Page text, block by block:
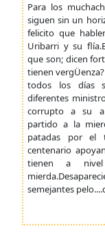
Para los
siguen sin un
felicito que
Uribarri y su
que son; dicen
tienen
todos los días
diferentes
corrupto a su
partido a la
patadas por el
centenario
tienen a
semejantes